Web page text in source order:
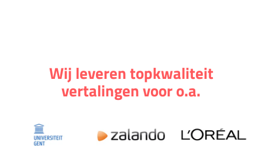
Wij leveren topkwaliteit
vertalingen voor o.a.